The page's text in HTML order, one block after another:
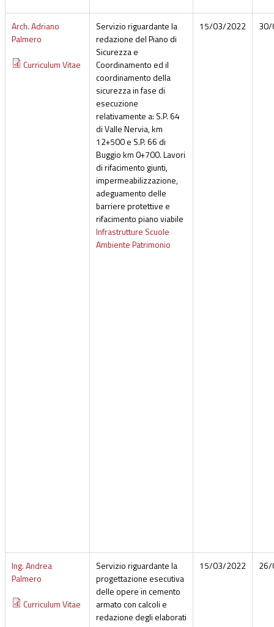
Arch. Adriano
Palmero
Curriculum Vitae
Servizio riguardante la
redazione del Piano di
Sicurezza e
Coordinamento ed il
coordinamento della
sicurezza in fase di
esecuzione
relativamente a: S.P. 64
di Valle Nervia, km
12+500 e S.P. 66 di
Buggio km 0+700. Lavori
di rifacimento giunti,
impermeabilizzazione,
adeguamento delle
barriere protettive e
rifacimento piano viabile
Infrastrutture Scuole
Ambiente Patrimonio
15/03/2022
Ing. Andrea
Palmero
Curriculum Vitae
Servizio riguardante la
progettazione esecutiva
delle opere in cemento
armato con calcoli e
redazione degli elaborati
15/03/2022